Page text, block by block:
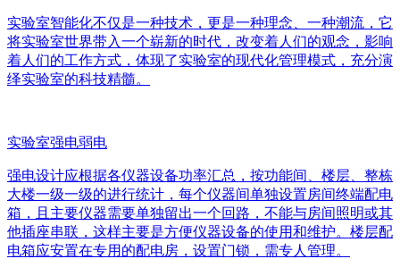
实验室智能化不仅是一种技术，更是一种理念、一种潮流，它
将实验室世界带入一个崭新的时代，改变着人们的观念，影响
着人们的工作方式，体现了实验室的现代化管理模式，充分演
绎实验室的科技精髓。
实验室强电弱电
强电设计应根据各仪器设备功率汇总，按功能间、楼层、整栋
大楼一级一级的进行统计，每个仪器间单独设置房间终端配电
箱，且主要仪器需要单独留出一个回路，不能与房间照明或其
他插座串联，这样主要是方便仪器设备的使用和维护。楼层配
电箱应安置在专用的配电房，设置门锁，需专人管理。